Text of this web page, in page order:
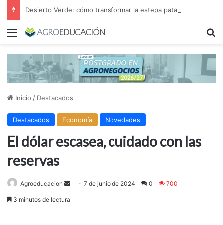
Menú
Inicio / Destacados
Destacados Economía Novedades
El dólar escasea, cuidado con las
reservas
Agroeducacion
Send7 de junio de 2024 0 700
3 minutos de lectura